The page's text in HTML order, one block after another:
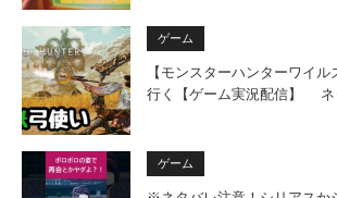
ゲーム
【モンスターハンターワイ
行く【ゲーム実況配信】 ネ
ゲーム